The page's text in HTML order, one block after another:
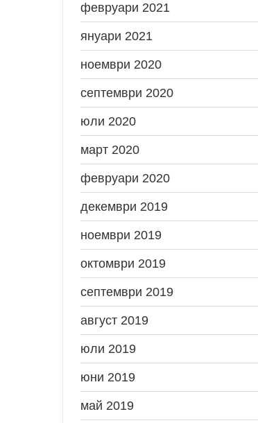
февруари 2021
януари 2021
ноември 2020
септември 2020
юли 2020
март 2020
февруари 2020
декември 2019
ноември 2019
октомври 2019
септември 2019
август 2019
юли 2019
юни 2019
май 2019